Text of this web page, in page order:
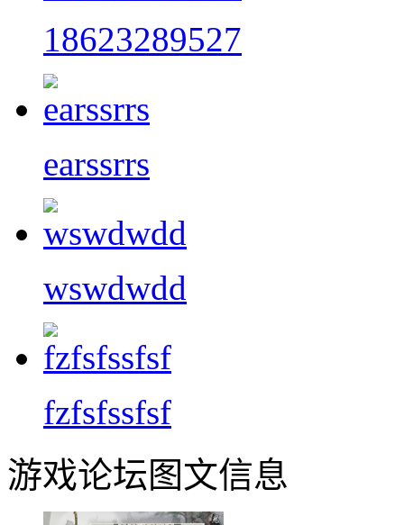
18623289527
earssrrs
wswdwdd
fzfsfssfsf
游戏论坛图文信息